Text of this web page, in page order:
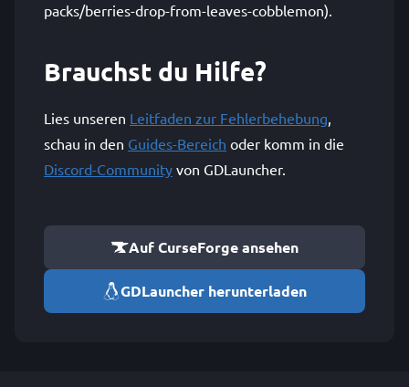
packs/berries-drop-from-leaves-cobblemon).
Brauchst du Hilfe?
Lies unseren Leitfaden zur Fehlerbehebung,
schau in den Guides-Bereich oder komm in die
Discord-Community von GDLauncher.
Auf CurseForge ansehen
GDLauncher herunterladen